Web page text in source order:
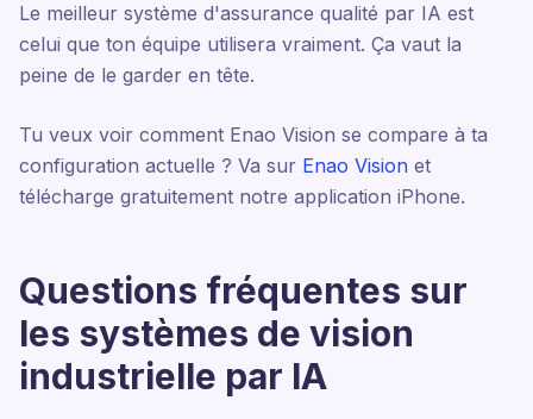
Le meilleur système d'assurance qualité par IA est
celui que ton équipe utilisera vraiment. Ça vaut la
peine de le garder en tête.
Tu veux voir comment Enao Vision se compare à ta
configuration actuelle ? Va sur Enao Vision et
télécharge gratuitement notre application iPhone.
Questions fréquentes sur
les systèmes de vision
industrielle par IA